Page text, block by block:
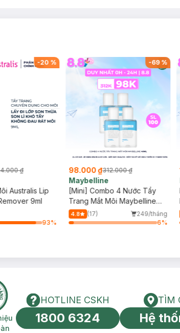
-69%
98.000 ₫312.000 ₫
Maybelline
[Mini] Combo 4 Nước Tẩy
Trang Mắt Môi Maybelline
40ml
4.8 (17)
249/tháng
6%
-20 %
₫
Australis Lip
9ml
93%
hiệu uy tín toàn cầu
HOTLINE CSKH
HOTLINE CSKH
1800 6324
TÌM
Hệ